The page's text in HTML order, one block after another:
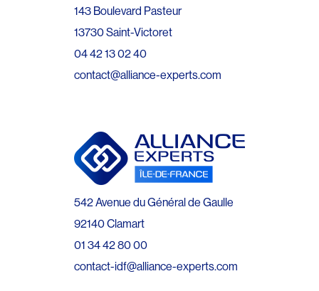
143 Boulevard Pasteur
13730 Saint-Victoret
04 42 13 02 40
contact@alliance-experts.com
542 Avenue du Général de Gaulle
92140 Clamart
01 34 42 80 00
contact-idf@alliance-experts.com